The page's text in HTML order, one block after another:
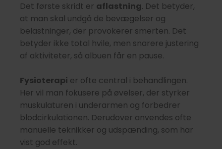
Det første skridt er aflastning. Det betyder,
at man skal undgå de bevægelser og
belastninger, der provokerer smerten. Det
betyder ikke total hvile, men snarere justering
af aktiviteter, så albuen får en pause.
Fysioterapi er ofte central i behandlingen.
Her vil man fokusere på øvelser, der styrker
muskulaturen i underarmen og forbedrer
blodcirkulationen. Derudover anvendes ofte
manuelle teknikker og udspænding, som har
vist god effekt.